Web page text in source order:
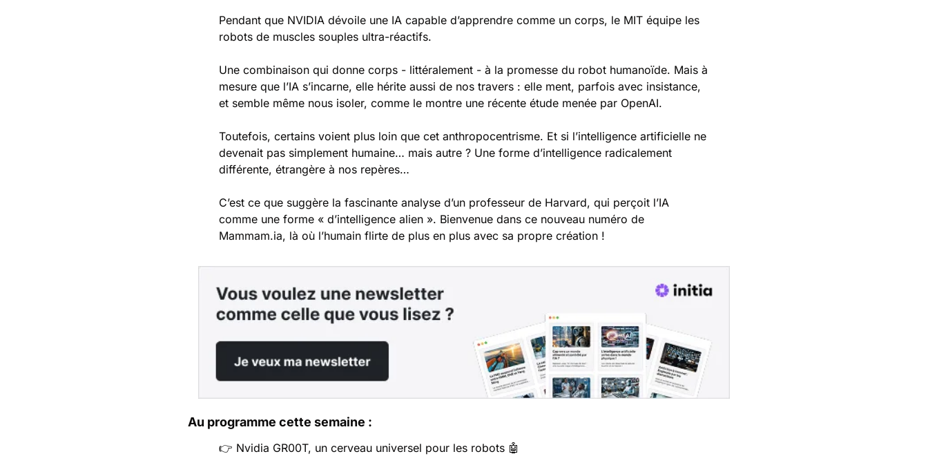
Pendant que NVIDIA dévoile une IA capable d’apprendre comme un corps, le MIT équipe les
robots de muscles souples ultra-réactifs.
Une combinaison qui donne corps - littéralement - à la promesse du robot humanoïde. Mais à
mesure que l’IA s’incarne, elle hérite aussi de nos travers : elle ment, parfois avec insistance,
et semble même nous isoler, comme le montre une récente étude menée par OpenAI.
Toutefois, certains voient plus loin que cet anthropocentrisme. Et si l’intelligence artificielle ne
devenait pas simplement humaine… mais autre ? Une forme d’intelligence radicalement
différente, étrangère à nos repères…
C’est ce que suggère la fascinante analyse d’un professeur de Harvard, qui perçoit l’IA
comme une forme « d’intelligence alien ». Bienvenue dans ce nouveau numéro de
Mammam.ia, là où l’humain flirte de plus en plus avec sa propre création !
Au programme cette semaine :
👉️ Nvidia GR00T, un cerveau universel pour les robots 🤖